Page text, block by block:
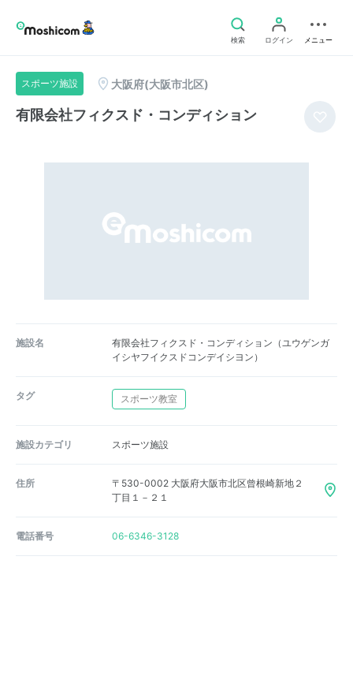
検索 ログイン メニュー
スポーツ施設 大阪府(大阪市北区)
有限会社フィクスド・コンディション
施設名
有限会社フィクスド・コンディション（ユウゲンガ
イシヤフイクスドコンデイシヨン）
タグ スポーツ教室
施設カテゴリ スポーツ施設
住所
〒530-0002 大阪府大阪市北区曾根崎新地２
丁目１－２１
電話番号 06-6346-3128